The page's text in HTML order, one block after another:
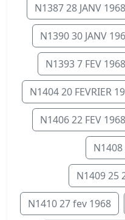
N1387 28 JANV 1968
N1390 30 JANV
N1393 7 FEV 1968
N1404 20 FEVRIER
N1406 22 FEV 1968
N1408
N1409 25
N1410 27 fev 1968